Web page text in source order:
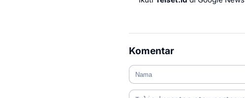
Komentar